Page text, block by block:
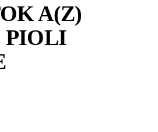
A(Z)
PIOLI